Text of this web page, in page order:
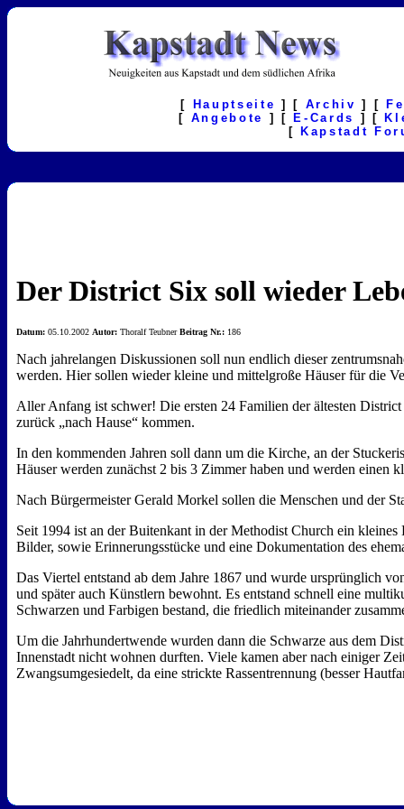
[ Hauptseite ] [ Archiv ] [
[ Angebote ] [ E-Cards ] [
[
Kapstadt
Der District Six soll wieder
Datum: 05.10.2002 Autor: Thoralf TeubnerBeitrag Nr.: 186
Nach jahrelangen Diskussionen soll nun endlich dieser
werden. Hier sollen wieder kleine und mittelgroße Häuser für die
Aller Anfang ist schwer! Die ersten 24 Familien der ältesten
zurück „nach Hause“ kommen.
In den kommenden Jahren soll dann um die Kirche, an der
Häuser werden zunächst 2 bis 3 Zimmer haben und werden einen
Nach Bürgermeister Gerald Morkel sollen die Menschen und der
Seit 1994 ist an der Buitenkant in der Methodist Church ein
Bilder, sowie Erinnerungsstücke und eine Dokumentation des
Das Viertel entstand ab dem Jahre 1867 und wurde ursprünglich
und später auch Künstlern bewohnt. Es entstand schnell eine
Schwarzen und Farbigen bestand, die friedlich miteinander
Um die Jahrhundertwende wurden dann die Schwarze aus dem
Innenstadt nicht wohnen durften. Viele kamen aber nach einiger
Zwangsumgesiedelt, da eine strickte Rassentrennung (besser